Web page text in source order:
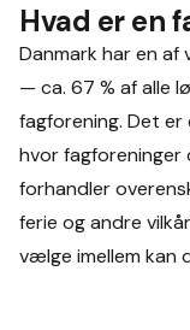
Hvad er en
Danmark har en
— ca. 67 % af alle
fagforening. Det er
hvor fagforeninger
forhandler
ferie og andre
vælge imellem